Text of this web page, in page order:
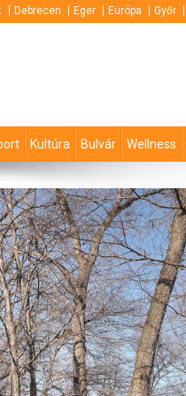
Debrecen Eger Európa Győr
Kultúra Bulvár Wellness